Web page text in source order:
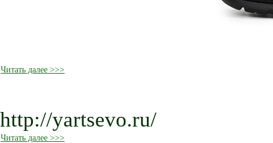
Читать далее >>>
http://yartsevo.ru/
Читать далее >>>